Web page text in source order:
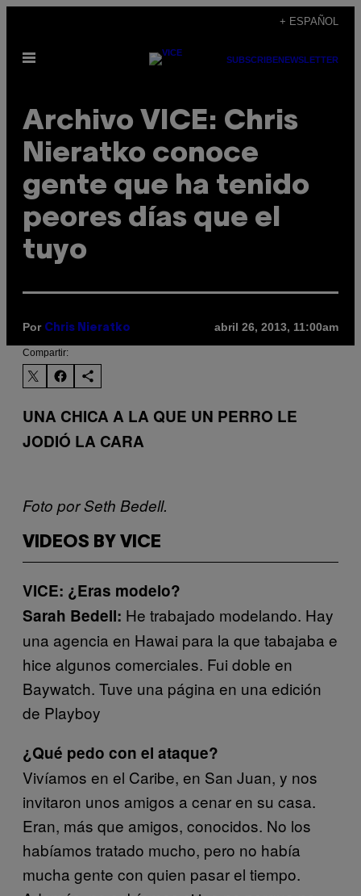
contenido
+ ESPAÑOL
Abrir
SUBSCRIBENEWSLETTER
Archivo VICE: Chris
Nieratko conoce
gente que ha tenido
peores días que el
tuyo
Por Chris Nieratko abril 26, 2013, 11:00am
Compartir:
UNA CHICA A LA QUE UN PERRO LE
JODIÓ LA CARA
Foto por Seth Bedell.
VIDEOS BY VICE
VICE: ¿Eras modelo?
Sarah Bedell: He trabajado modelando. Hay
una agencia en Hawai para la que tabajaba e
hice algunos comerciales. Fui doble en
Baywatch. Tuve una página en una edición
de Playboy
¿Qué pedo con el ataque?
Vivíamos en el Caribe, en San Juan, y nos
invitaron unos amigos a cenar en su casa.
Eran, más que amigos, conocidos. No los
habíamos tratado mucho, pero no había
mucha gente con quien pasar el tiempo.